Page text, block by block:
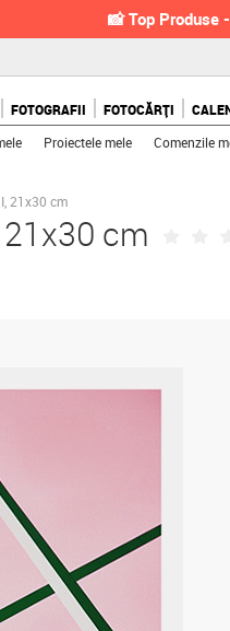
📸 Top Produse
FOTOGRAFII FOTOCĂRȚI
Proiectele mele Comenzile
21x30 cm
cm